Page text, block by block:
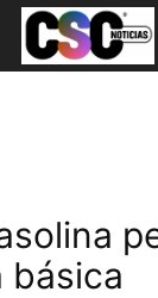
básica